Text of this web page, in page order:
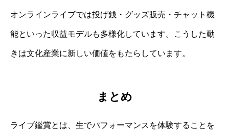
オンラインライブでは投げ銭・グッズ販売・チャット機
能といった収益モデルも多様化しています。こうした動
きは文化産業に新しい価値をもたらしています。
まとめ
ライブ鑑賞とは、生でパフォーマンスを体験することを